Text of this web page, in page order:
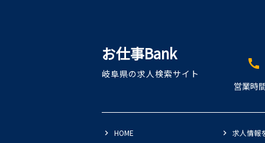
お仕事Bank
岐阜県の求人検索サイト
call
営業時
HOME 求人情報